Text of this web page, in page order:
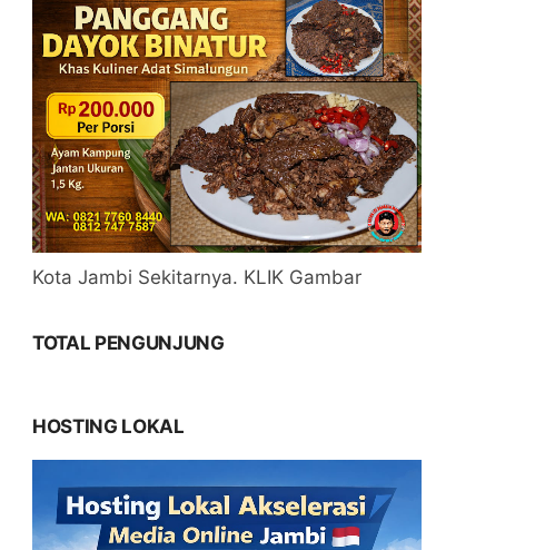
Kota Jambi Sekitarnya. KLIK Gambar
TOTAL PENGUNJUNG
HOSTING LOKAL